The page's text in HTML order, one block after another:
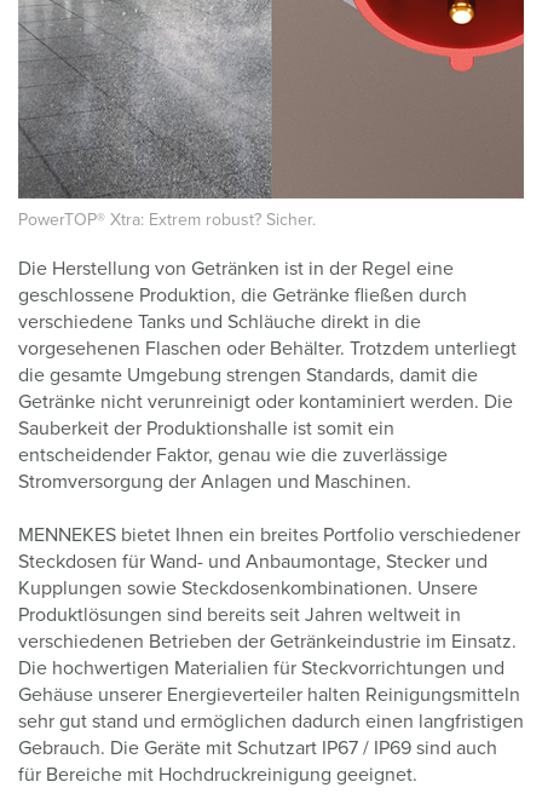
PowerTOP® Xtra: Extrem robust? Sicher.
Die Herstellung von Getränken ist in der Regel eine
geschlossene Produktion, die Getränke fließen durch
verschiedene Tanks und Schläuche direkt in die
vorgesehenen Flaschen oder Behälter. Trotzdem unterliegt
die gesamte Umgebung strengen Standards, damit die
Getränke nicht verunreinigt oder kontaminiert werden. Die
Sauberkeit der Produktionshalle ist somit ein
entscheidender Faktor, genau wie die zuverlässige
Stromversorgung der Anlagen und Maschinen.
MENNEKES bietet Ihnen ein breites Portfolio verschiedener
Steckdosen für Wand- und Anbaumontage, Stecker und
Kupplungen sowie Steckdosenkombinationen. Unsere
Produktlösungen sind bereits seit Jahren weltweit in
verschiedenen Betrieben der Getränkeindustrie im Einsatz.
Die hochwertigen Materialien für Steckvorrichtungen und
Gehäuse unserer Energieverteiler halten Reinigungsmitteln
sehr gut stand und ermöglichen dadurch einen langfristigen
Gebrauch. Die Geräte mit Schutzart IP67 / IP69 sind auch
für Bereiche mit Hochdruckreinigung geeignet.